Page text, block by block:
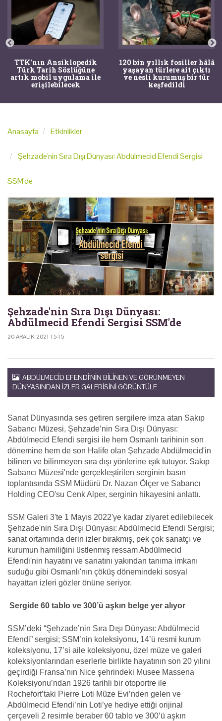
TTK'nın Ansiklopedik
Türk Tarih Sözlüğüne
artık mobil uygulama ile
erişilebilecek
120 bin yıllık fosiller hâlâ
yaşayan türlere ait çıktı
ve nesli kurumuş bir tür
keşfedildi
Anasayfa Etkinlikler
Şehzade'nin Sıra Dışı Dünyası: Abdülmecid Efendi Sergisi
SSM'de
Şehzade'nin Sıra Dışı Dünyası:
Abdülmecid Efendi Sergisi SSM'de
20 ARALIK 2021 15:15
ABDÜLMECID EFENDI'NIN BILINEN VE GÖRÜNMEYEN
DÜNYASINDAN IZLER GALERISINI GÖRÜNTÜLE
Sanat Dünyasında ses getiren sergilere imza atan Sakıp
Sabancı Müzesi, Şehzade’nin Sıra Dışı Dünyası:
Abdülmecid Efendi sergisi ile hem Osmanlı tarihinin son
dönemine hem de son Halife olan Şehzade Abdülmecid'in
bilinen ve bilinmeyen sıra dışı yönlerine ışık tutuyor. Sakıp
Sabancı Müzesi'nde gerçekleştirilen serginin basın
toplantısında SSM Müdürü Dr. Nazan Ölçer ve Sabancı
Holding CEO'su Cenk Alper, serginin hikayesini anlattı.
SSM Galeri 3'te 1 Mayıs 2022'ye kadar ziyaret edilebilecek
Şehzade'nin Sıra Dışı Dünyası: Abdülmecid Efendi Sergisi;
sanat ortamında derin izler bırakmış, pek çok sanatçı ve
kurumun hamiliğini üstlenmiş ressam Abdülmecid
Efendi'nin hayatını ve sanatını yakından tanıma imkanı
suduğu gibi Osmanlı'nın çöküş dönemindeki sosyal
hayattan izleri gözler önüne seriyor.
Sergide 60 tablo ve 300’ü aşkın belge yer alıyor
SSM’deki “Şehzade’nin Sıra Dışı Dünyası: Abdülmecid
Efendi” sergisi; SSM’nin koleksiyonu, 14’ü resmi kurum
koleksiyonu, 17’si aile koleksiyonu, özel müze ve galeri
koleksiyonlarından eserlerle birlikte hayatının son 20 yılını
geçirdiği Fransa’nın Nice şehrindeki Musee Massena
Koleksiyonu’ndan 1926 tarihli bir otoportre ile
Rochefort’taki Pierre Loti Müze Evi’nden gelen ve
Abdülmecid Efendi’nin Loti’ye hediye ettiği orijinal
çerçeveli 2 resimle beraber 60 tablo ve 300’ü aşkın